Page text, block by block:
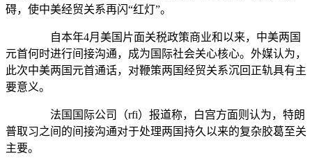
碍，使中美经贸关系再闪“红灯”。
自本年4月美国片面关税政策商业和以来，中美两国
元首何时进行间接沟通，成为国际社会关心核心。外媒认为，
此次中美两国元首通话，对鞭策两国经贸关系沉回正轨具有主
要意义。
法国国际公司（rfi）报道称，白宫方面则认为，特朗
普取习之间的间接沟通对于处理两国持久以来的复杂胶葛至关
主要。